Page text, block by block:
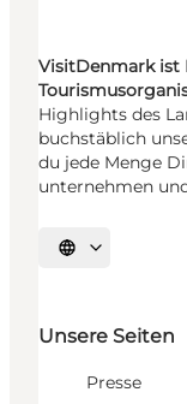
VisitDenmark ist
Highlights des
buchstäblich
du jede Menge
unternehmen
Sprache
Unsere Seiten
Presse